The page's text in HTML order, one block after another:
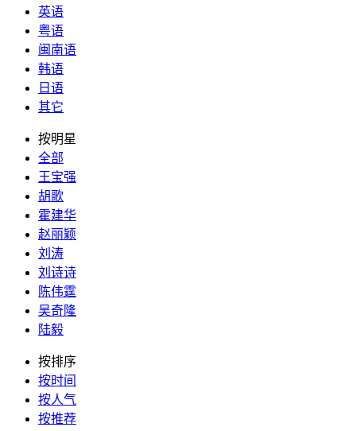
英语
粤语
闽南语
韩语
日语
其它
按明星
全部
王宝强
胡歌
霍建华
赵丽颖
刘涛
刘诗诗
陈伟霆
吴奇隆
陆毅
按排序
按时间
按人气
按推荐